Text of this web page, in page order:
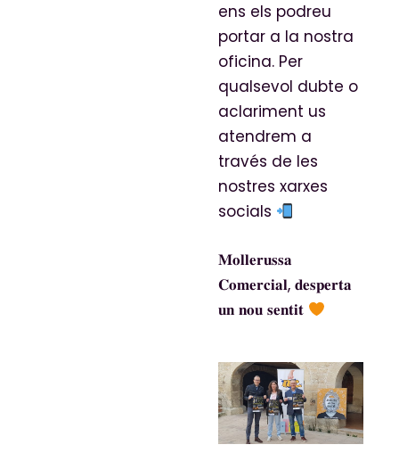
ens els podreu
portar a la nostra
oficina. Per
qualsevol dubte o
aclariment us
atendrem a
través de les
nostres xarxes
socials
𝐌𝐨𝐥𝐥𝐞𝐫𝐮𝐬𝐬𝐚
𝐂𝐨𝐦𝐞𝐫𝐜𝐢𝐚𝐥, 𝐝𝐞𝐬𝐩𝐞𝐫𝐭𝐚
𝐮𝐧 𝐧𝐨𝐮 𝐬𝐞𝐧𝐭𝐢𝐭